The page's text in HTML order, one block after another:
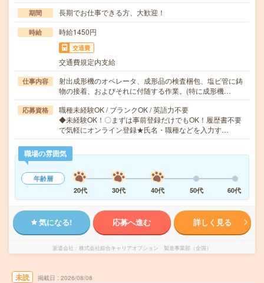
期間 長期でお仕事できる方、大歓迎！
時給 時給1450円
交通費
交通費規定内支給
仕事内容
射出成形機のオペレータ、成形品の検査梱包、塩ビ管に鋳
物の接着、およびそれに付随する作業。(特に成形機…
応募資格
職種未経験OK / ブランクOK / 英語力不要
◆未経験OK！〇まずは事前登録だけでもOK！履歴書不要
で気軽にオンライン登録★氏名・職種などを入力す…
職場の雰囲気
年齢層
20代
30代 40代 50代 60代
気になる! 応募へ進む 詳しく見る
派遣会社 株式会社綜合キャリアオプション 製造事業部（全国）
未読 掲載日 2026/08/08